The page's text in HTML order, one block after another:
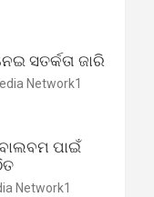
ସତର୍କତା ଜାରି
Network1
ପାଇଁ
Network1